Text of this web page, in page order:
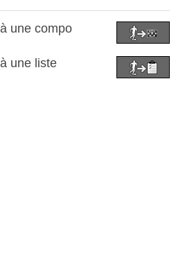
une compo
une liste